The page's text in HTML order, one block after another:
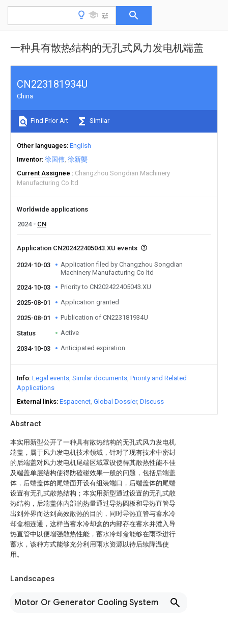
一种具有散热结构的无孔式风力发电机端盖
Abstract
本实用新型公开了一种具有散热结构的无孔式风力发电机
端盖，属于风力发电机技术领域，针对了现有技术中密封
的后端盖对风力发电机尾端区域罩设使得其散热性能不佳
及端盖单层结构使得防磕碰效果一般的问题，包括后端盖
体，后端盖体的尾端面开设有组装端口，后端盖体的尾端
设置有无孔式散热结构；本实用新型通过设置的无孔式散
热结构，后端盖体内部的热量通过导热圆板和导热直管导
出到外界而达到高效散热的目的，同时导热直管与蓄水冷
却盒相连通，这样当蓄水冷却盒的内部存在蓄水并灌入导
热直管中以便增强散热性能，蓄水冷却盒能够在雨季进行
蓄水，该种方式能够充分利用雨水资源以待后续降温使
用。
Landscapes
Motor Or Generator Cooling System
CN223181934U
China
Find Prior Art Similar
Other languages English
Inventor 徐国伟 徐新龑
Current Assignee
Changzhou Songdian Machinery
Manufacturing Co ltd
Worldwide applications
2024
CN
Application CN202422405043.XU events
2024-10-03
Application filed by Changzhou Songdian
Machinery Manufacturing Co ltd
2024-10-03
Priority to CN202422405043.XU
2025-08-01 Application granted
2025-08-01 Publication of CN223181934U
Status Active
2034-10-03 Anticipated expiration
Info Legal events Similar documents Priority and Related
Applications
External links Espacenet Global Dossier Discuss